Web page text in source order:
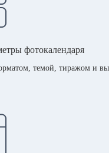
фотокалендаря
темой, тиражом и